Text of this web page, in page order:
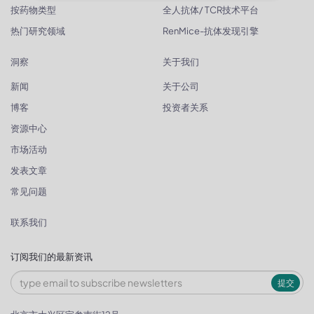
按药物类型
热门研究领域
全人抗体/ TCR技术平台
RenMice-抗体发现引擎
洞察
新闻
博客
资源中心
市场活动
发表文章
常见问题
关于我们
关于公司
投资者关系
联系我们
订阅我们的最新资讯
提交